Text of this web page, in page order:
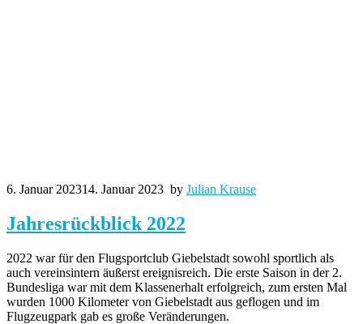
6. Januar 202314. Januar 2023 by Julian Krause
Jahresrückblick 2022
2022 war für den Flugsportclub Giebelstadt sowohl sportlich als
auch vereinsintern äußerst ereignisreich. Die erste Saison in der 2.
Bundesliga war mit dem Klassenerhalt erfolgreich, zum ersten Mal
wurden 1000 Kilometer von Giebelstadt aus geflogen und im
Flugzeugpark gab es große Veränderungen.